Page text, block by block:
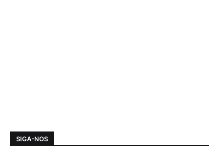
SIGA-NOS